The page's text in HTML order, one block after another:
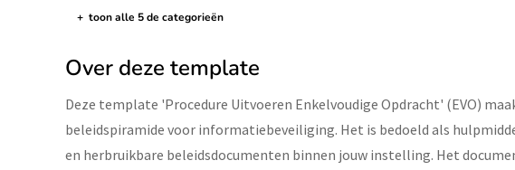
de categorieën tonen/verbergen
+ toon alle 5 de categorieën
Over deze template
Deze template 'Procedure Uitvoeren Enkelvoudige Opdracht' (EVO)
beleidspiramide voor informatiebeveiliging. Het is bedoeld als
en herbruikbare beleidsdocumenten binnen jouw instelling. Het